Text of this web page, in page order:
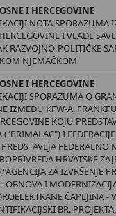
I HERCEGOVINE
NOTA SPORAZUMA
I VLADE
RAZVOJNO-POLITIČKE
NJEMAČKOM
I HERCEGOVINE
SPORAZUMA O
IZMEĐU KFW-A,
KOJU
("PRIMALAC") I
FEDERALNO
HRVATSKE
ZA IZVRŠENJE
OBNOVA I
ČAPLJINA -
BR.